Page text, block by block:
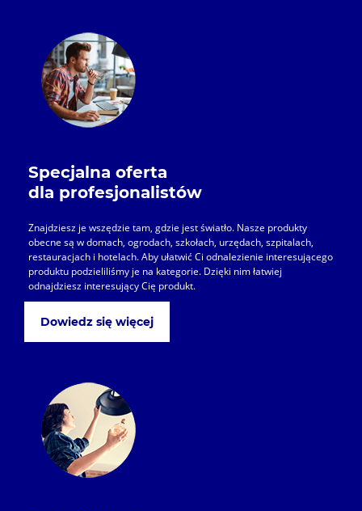
Specjalna oferta
dla profesjonalistów
Znajdziesz je wszędzie tam, gdzie jest światło. Nasze produkty
obecne są w domach, ogrodach, szkołach, urzędach, szpitalach,
restauracjach i hotelach. Aby ułatwić Ci odnalezienie interesującego
produktu podzieliliśmy je na kategorie. Dzięki nim łatwiej
odnajdziesz interesujący Cię produkt.
Dowiedz się więcej